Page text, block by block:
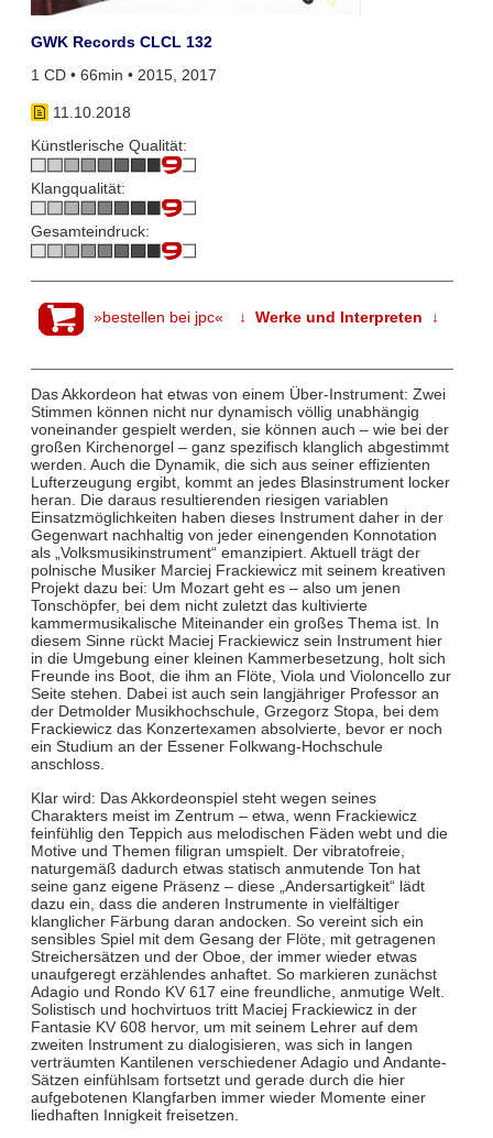
GWK Records CLCL 132
1 CD • 66min • 2015, 2017
11.10.2018
Künstlerische Qualität:
Klangqualität:
Gesamteindruck:
»bestellen bei jpc« ↓ Werke und Interpreten ↓
Das Akkordeon hat etwas von einem Über-Instrument: Zwei
Stimmen können nicht nur dynamisch völlig unabhängig
voneinander gespielt werden, sie können auch – wie bei der
großen Kirchenorgel – ganz spezifisch klanglich abgestimmt
werden. Auch die Dynamik, die sich aus seiner effizienten
Lufterzeugung ergibt, kommt an jedes Blasinstrument locker
heran. Die daraus resultierenden riesigen variablen
Einsatzmöglichkeiten haben dieses Instrument daher in der
Gegenwart nachhaltig von jeder einengenden Konnotation
als „Volksmusikinstrument“ emanzipiert. Aktuell trägt der
polnische Musiker Marciej Frackiewicz mit seinem kreativen
Projekt dazu bei: Um Mozart geht es – also um jenen
Tonschöpfer, bei dem nicht zuletzt das kultivierte
kammermusikalische Miteinander ein großes Thema ist. In
diesem Sinne rückt Maciej Frackiewicz sein Instrument hier
in die Umgebung einer kleinen Kammerbesetzung, holt sich
Freunde ins Boot, die ihm an Flöte, Viola und Violoncello zur
Seite stehen. Dabei ist auch sein langjähriger Professor an
der Detmolder Musikhochschule, Grzegorz Stopa, bei dem
Frackiewicz das Konzertexamen absolvierte, bevor er noch
ein Studium an der Essener Folkwang-Hochschule
anschloss.
Klar wird: Das Akkordeonspiel steht wegen seines
Charakters meist im Zentrum – etwa, wenn Frackiewicz
feinfühlig den Teppich aus melodischen Fäden webt und die
Motive und Themen filigran umspielt. Der vibratofreie,
naturgemäß dadurch etwas statisch anmutende Ton hat
seine ganz eigene Präsenz – diese „Andersartigkeit“ lädt
dazu ein, dass die anderen Instrumente in vielfältiger
klanglicher Färbung daran andocken. So vereint sich ein
sensibles Spiel mit dem Gesang der Flöte, mit getragenen
Streichersätzen und der Oboe, der immer wieder etwas
unaufgeregt erzählendes anhaftet. So markieren zunächst
Adagio und Rondo KV 617 eine freundliche, anmutige Welt.
Solistisch und hochvirtuos tritt Maciej Frackiewicz in der
Fantasie KV 608 hervor, um mit seinem Lehrer auf dem
zweiten Instrument zu dialogisieren, was sich in langen
verträumten Kantilenen verschiedener Adagio und Andante-
Sätzen einfühlsam fortsetzt und gerade durch die hier
aufgebotenen Klangfarben immer wieder Momente einer
liedhaften Innigkeit freisetzen.